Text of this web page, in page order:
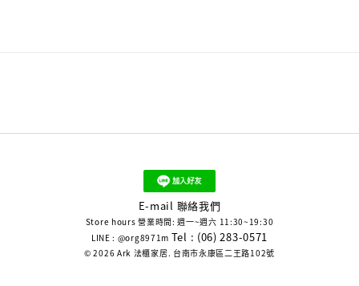
E-mail 聯絡我們
Store hours 營業時間: 週一~週六 11:30~19:30
LINE : @org8971m Tel : (06) 283-0571
© 2026 Ark 法櫃家居. 台南市永康區二王路102號